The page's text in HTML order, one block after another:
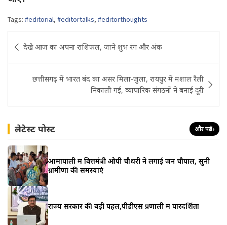
Tags: #editorial, #editortalks, #editorthoughts
navigation
देखे आज का अपना राशिफल, जाने शुभ रंग और अंक
छत्तीसगढ़ में भारत बंद का असर मिला-जुला, रायपुर में मशाल रैली
निकाली गई, व्यापारिक संगठनों ने बनाई दूरी
लेटेस्ट पोस्ट और पढ़ें›
आमापाली में वित्तमंत्री ओपी चौधरी ने लगाई जन चौपाल, सुनी
ग्रामीणों की समस्याएं
राज्य सरकार की बड़ी पहल,पीडीएस प्रणाली में पारदर्शिता